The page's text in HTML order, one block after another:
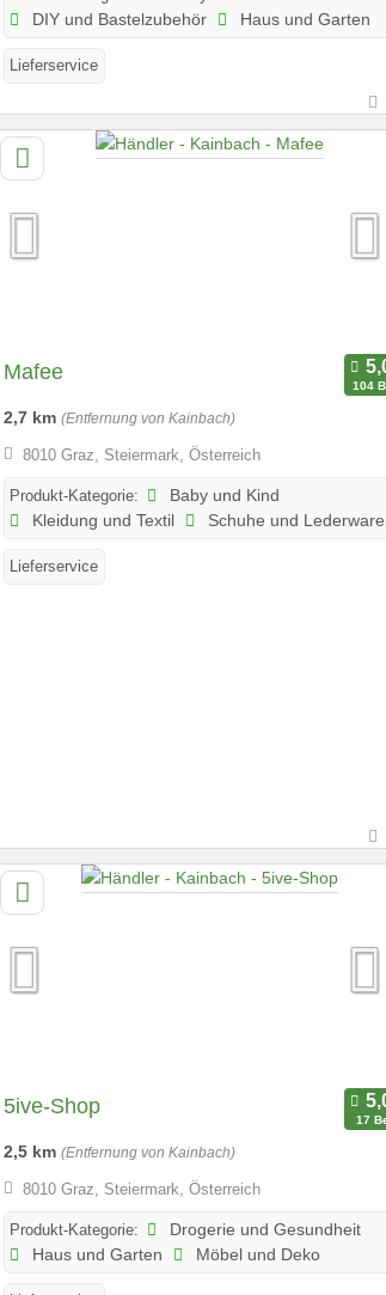
DIY und Bastelzubehör
Haus und Garten
Lieferservice
Mafee
104
2,7 km (Entfernung von Kainbach)
8010 Graz, Steiermark, Österreich
Produkt-Kategorie:
Baby und Kind
Kleidung und Textil
Schuhe und
Lieferservice
5ive-Shop
17
2,5 km (Entfernung von Kainbach)
8010 Graz, Steiermark, Österreich
Produkt-Kategorie:
Drogerie und Gesundheit
Haus und Garten
Möbel und Deko